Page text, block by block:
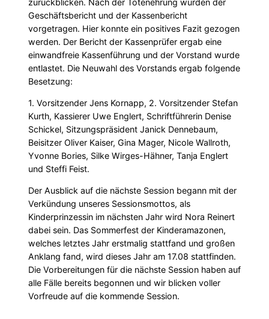
Geschäftsbericht und der Kassenbericht
vorgetragen. Hier konnte ein positives Fazit gezogen
werden. Der Bericht der Kassenprüfer ergab eine
einwandfreie Kassenführung und der Vorstand wurde
entlastet. Die Neuwahl des Vorstands ergab folgende
Besetzung:
1. Vorsitzender Jens Kornapp, 2. Vorsitzender Stefan
Kurth, Kassierer Uwe Englert, Schriftführerin Denise
Schickel, Sitzungspräsident Janick Dennebaum,
Beisitzer Oliver Kaiser, Gina Mager, Nicole Wallroth,
Yvonne Bories, Silke Wirges-Hähner, Tanja Englert
und Steffi Feist.
Der Ausblick auf die nächste Session begann mit der
Verkündung unseres Sessionsmottos, als
Kinderprinzessin im nächsten Jahr wird Nora Reinert
dabei sein. Das Sommerfest der Kinderamazonen,
welches letztes Jahr erstmalig stattfand und großen
Anklang fand, wird dieses Jahr am 17.08 stattfinden.
Die Vorbereitungen für die nächste Session haben auf
alle Fälle bereits begonnen und wir blicken voller
Vorfreude auf die kommende Session.